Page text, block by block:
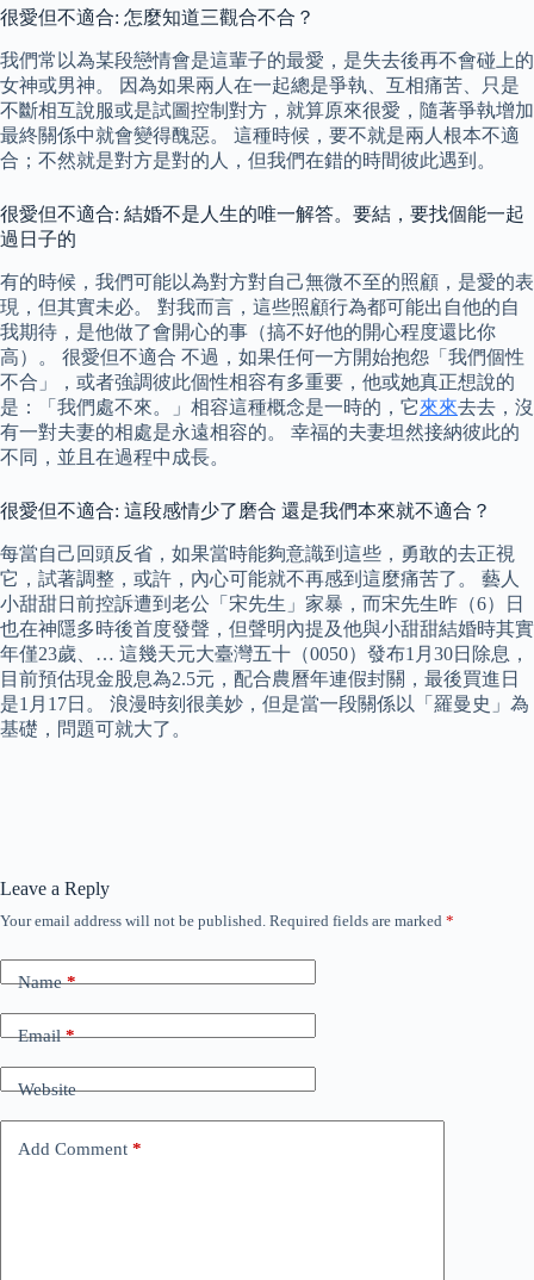
很愛但不適合: 怎麼知道三觀合不合？
我們常以為某段戀情會是這輩子的最愛，是失去後再不會碰上的
女神或男神。 因為如果兩人在一起總是爭執、互相痛苦、只是
不斷相互說服或是試圖控制對方，就算原來很愛，隨著爭執增加
最終關係中就會變得醜惡。 這種時候，要不就是兩人根本不適
合；不然就是對方是對的人，但我們在錯的時間彼此遇到。
很愛但不適合: 結婚不是人生的唯一解答。要結，要找個能一起
過日子的
有的時候，我們可能以為對方對自己無微不至的照顧，是愛的表
現，但其實未必。 對我而言，這些照顧行為都可能出自他的自
我期待，是他做了會開心的事（搞不好他的開心程度還比你
高）。 很愛但不適合 不過，如果任何一方開始抱怨「我們個性
不合」，或者強調彼此個性相容有多重要，他或她真正想說的
是：「我們處不來。」相容這種概念是一時的，它來來去去，沒
有一對夫妻的相處是永遠相容的。 幸福的夫妻坦然接納彼此的
不同，並且在過程中成長。
很愛但不適合: 這段感情少了磨合 還是我們本來就不適合？
每當自己回頭反省，如果當時能夠意識到這些，勇敢的去正視
它，試著調整，或許，內心可能就不再感到這麼痛苦了。 藝人
小甜甜日前控訴遭到老公「宋先生」家暴，而宋先生昨（6）日
也在神隱多時後首度發聲，但聲明內提及他與小甜甜結婚時其實
年僅23歲、… 這幾天元大臺灣五十（0050）發布1月30日除息，
目前預估現金股息為2.5元，配合農曆年連假封關，最後買進日
是1月17日。 浪漫時刻很美妙，但是當一段關係以「羅曼史」為
基礎，問題可就大了。
Leave a Reply
Your email address will not be published. Required fields are marked *
Name*
Email*
Website
Add Comment *